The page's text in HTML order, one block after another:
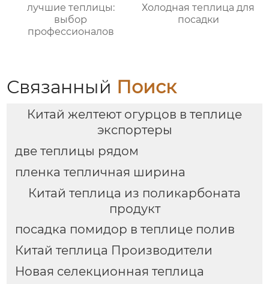
лучшие теплицы:
выбор
профессионалов
Холодная теплица для
посадки
Связанный Поиск
Китай желтеют огурцов в теплице
экспортеры
две теплицы рядом
пленка тепличная ширина
Китай теплица из поликарбоната
продукт
посадка помидор в теплице полив
Китай теплица Производители
Новая селекционная теплица